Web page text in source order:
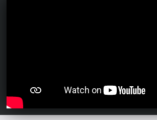
mellett egy Tutorial is segít az irányítás
begyakorlásában, ha valaki az alap
Twisted Dreams nélkül vágna bele. Mivel